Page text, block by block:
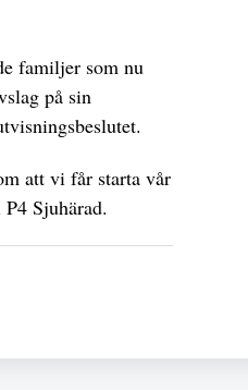
familjer som nu
på sin
att vi får starta vår
Sjuhärad.